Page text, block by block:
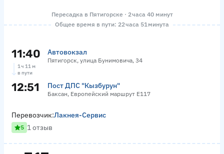
Пересадка в Пятигорске · 2 часа 40 минут
Общее время в пути: 22 часа 51 минута
11:40 Автовокзал
Пятигорск, улица Бунимовича, 34
1 ч 11 м
в пути
12:51 Пост ДПС "Кызбурун"
Баксан, Европейский маршрут Е117
Перевозчик:Лакнея-Сервис
5 1 отзыв